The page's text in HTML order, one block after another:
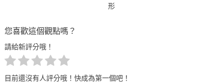
形
您喜歡這個觀點嗎？
請給新評分哦！
目前還沒有人評分哦！快成為第一個吧！